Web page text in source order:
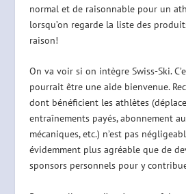
normal et de raisonnable pour un
lorsqu’on regarde la liste des
raison!
On va voir si on intègre Swiss-Ski.
pourrait être une aide bienvenue.
dont bénéficient les athlètes
entraînements payés, abonnement
mécaniques, etc.) n’est pas
évidemment plus agréable que de
sponsors personnels pour y